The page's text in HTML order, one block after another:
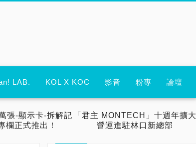
LAB. KOL X KOC 影音 粉專 論壇
張-顯示卡-拆解記
欄正式推出！
「君主 MONTECH」十週年擴大
營運進駐林口新總部